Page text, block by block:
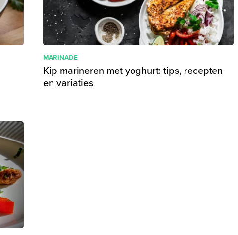
MARINADE
Kip marineren met yoghurt: tips, recepten
en variaties